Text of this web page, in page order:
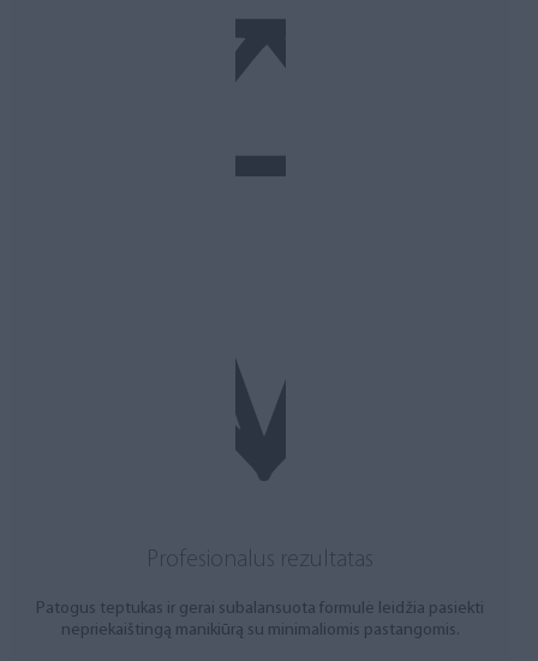
Profesionalus rezultatas
Patogus teptukas ir gerai subalansuota formulė leidžia pasiekti
nepriekaištingą manikiūrą su minimaliomis pastangomis.